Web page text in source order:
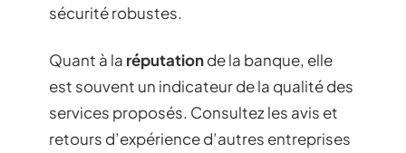
sécurité robustes.
Quant à la réputationde la banque, elle
est souvent un indicateur de la qualité des
services proposés. Consultez les avis et
retours d’expérience d’autres entreprises